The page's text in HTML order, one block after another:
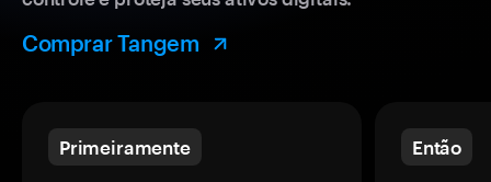
Comprar Tangem
Primeiramente Então